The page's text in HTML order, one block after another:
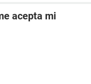
acepta mi